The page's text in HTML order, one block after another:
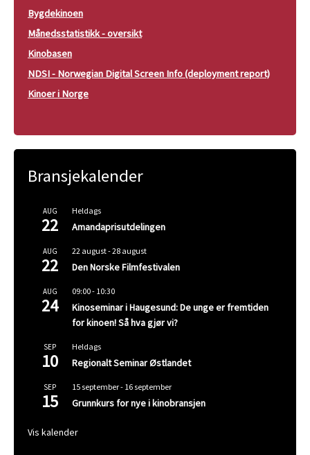
Bygdekinoen
Månedsstatistikk - oversikt
Kinobasen
NDSI - Norwegian Digital Screen Info (deployment report)
Kinoer i Norge
Bransjekalender
AUG
22
Heldags
Amandaprisutdelingen
AUG
22
22 august-28 august
Den Norske Filmfestivalen
AUG
24
09:00- 10:30
Kinoseminar i Haugesund: De unge er fremtiden
for kinoen! Så hva gjør vi?
SEP
10
Heldags
Regionalt Seminar Østlandet
SEP
15
15 september- 16 september
Grunnkurs for nye i kinobransjen
Vis kalender